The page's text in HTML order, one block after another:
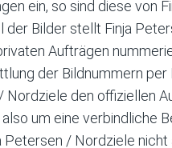
ein, so sind diese von
der Bilder stellt Finja
Aufträgen
der Bildnummern
Nordziele den offiziellen
um eine verbindliche
Petersen / Nordziele